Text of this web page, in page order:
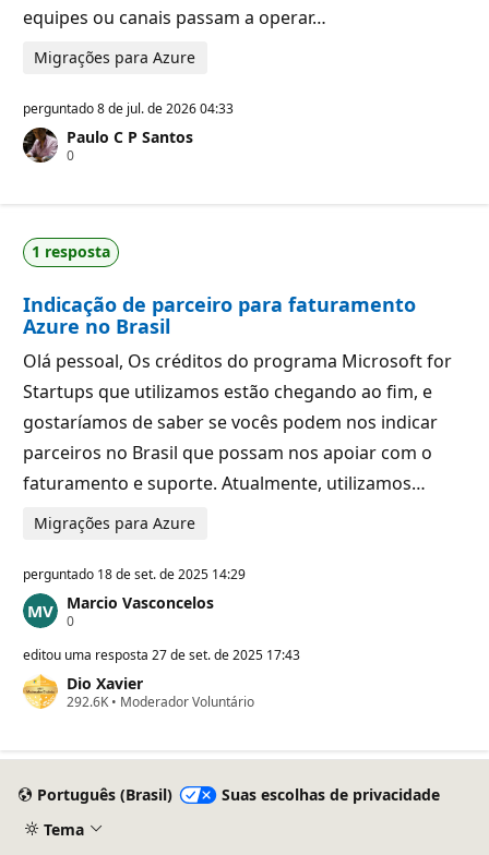
equipes ou canais passam a operar…
Migrações para Azure
perguntado8 de jul. de 2026 04:33
Paulo C P Santos
0P
s
d
e
e
p
u
a
ã
o
1 resposta
Indicação de parceiro para faturamento
Azure no Brasil
Olá pessoal, Os créditos do programa Microsoft for
Startups que utilizamos estão chegando ao fim, e
gostaríamos de saber se vocês podem nos indicar
parceiros no Brasil que possam nos apoiar com o
faturamento e suporte. Atualmente, utilizamos…
Migrações para Azure
perguntado 18 de set. de 2025 14:29
Marcio Vasconcelos
0P
n
o
s
u
a
editou uma resposta 27 de set. de 2025 17:43
Dio Xavier
292.6K P
d
• Moderador Voluntário
Português (Brasil)
Suas escolhas de privacidade
Tema